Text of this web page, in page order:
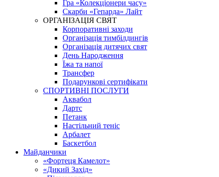
Гра «Колекціонери часу»
Скарби «Гепарда» Лайт
ОРГАНІЗАЦІЯ СВЯТ
Корпоративні заходи
Організація тимбілдингів
Організація дитячих свят
День Народження
Їжа та напої
Трансфер
Подарункові сертифікати
СПОРТИВНІ ПОСЛУГИ
Аквабол
Дартс
Петанк
Настільний теніс
Арбалет
Баскетбол
Майданчики
«Фортеця Камелот»
«Дикий Захід»